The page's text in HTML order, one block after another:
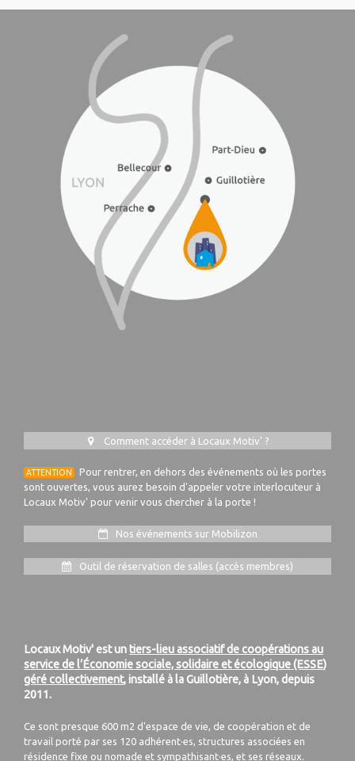
Comment accéder à Locaux Motiv' ?
ATTENTION
Pour rentrer, en dehors des événements où les portes
sont ouvertes, vous aurez besoin d'appeler votre interlocuteur à
Locaux Motiv' pour venir vous chercher à la porte !
Nos événements sur Mobilizon
Outil de réservation de salles (accès membres)
Locaux Motiv' est untiers-lieu associatif de coopérations au
service de l’Économie sociale, solidaire et écologique (ESSE)
géré collectivement, installé à la Guillotière, à Lyon, depuis
2011.
Ce sont presque 600 m2 d'espace de vie, de coopération et de
travail porté par ses 120 adhérent·es, structures associées en
résidence fixe ou nomade et sympathisant·es, et ses réseaux.